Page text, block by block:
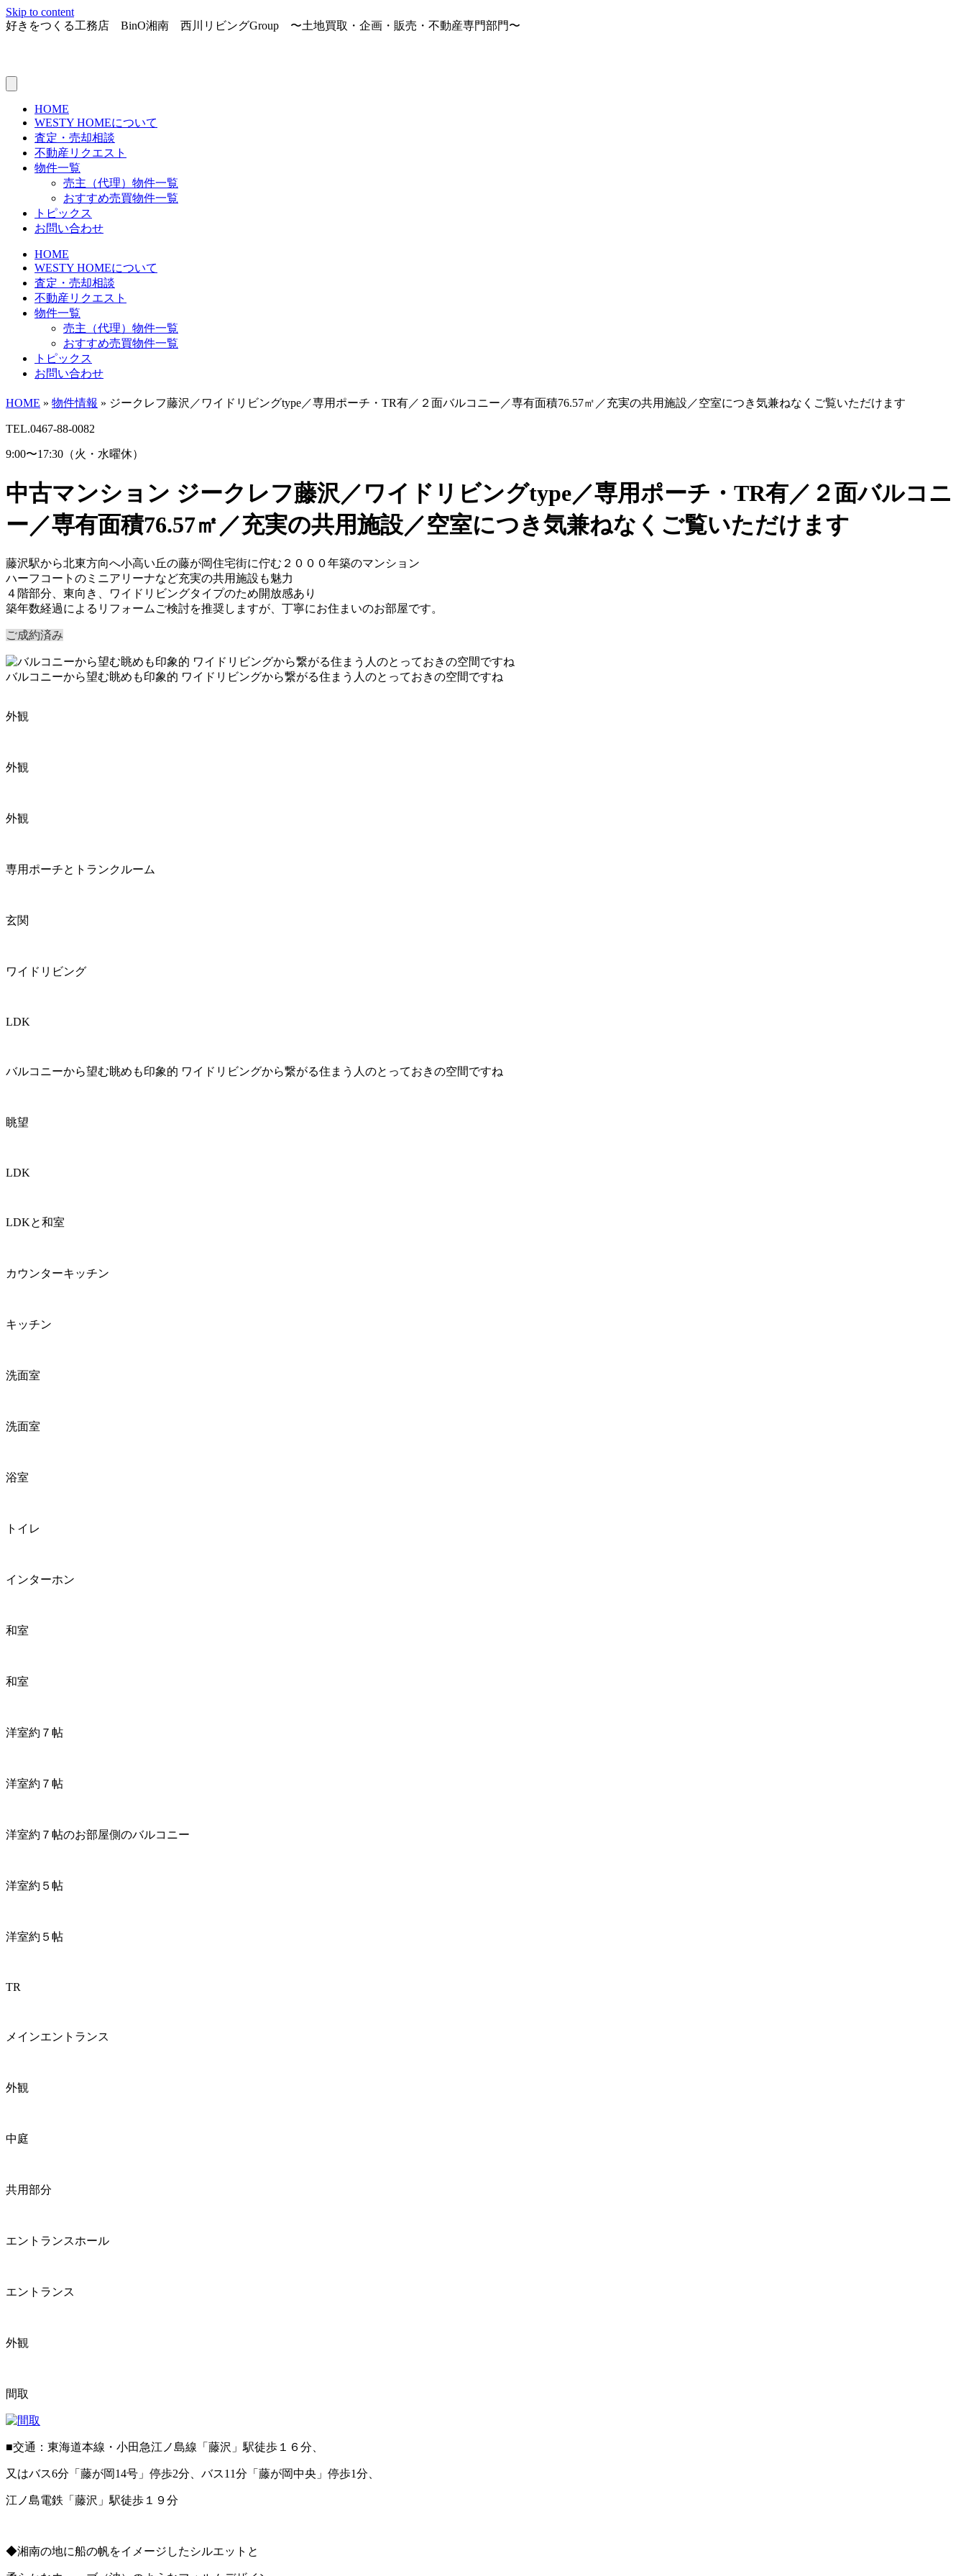
Skip to content
好きをつくる工務店 BinO湘南 西川リビングGroup 〜土地買取・企画・販売・不動産専門部門〜
HOME
WESTY HOMEについて
査定・売却相談
不動産リクエスト
物件一覧
売主（代理）物件一覧
おすすめ売買物件一覧
トピックス
お問い合わせ
HOME
WESTY HOMEについて
査定・売却相談
不動産リクエスト
物件一覧
売主（代理）物件一覧
おすすめ売買物件一覧
トピックス
お問い合わせ
HOME » 物件情報 » ジークレフ藤沢／ワイドリビングtype／専用ポーチ・TR有／２面バルコニー／専有面積76.57㎡／充実の共用施設／空室につき気兼ねなくご覧いただけます
TEL.0467-88-0082
9:00〜17:30（火・水曜休）
中古マンション ジークレフ藤沢／ワイドリビングtype／専用ポーチ・TR有／２面バルコニ
ー／専有面積76.57㎡／充実の共用施設／空室につき気兼ねなくご覧いただけます
藤沢駅から北東方向へ小高い丘の藤が岡住宅街に佇む２０００年築のマンション
ハーフコートのミニアリーナなど充実の共用施設も魅力
４階部分、東向き、ワイドリビングタイプのため開放感あり
築年数経過によるリフォームご検討を推奨しますが、丁寧にお住まいのお部屋です。
ご成約済み
バルコニーから望む眺めも印象的 ワイドリビングから繋がる住まう人のとっておきの空間ですね
外観
外観
外観
専用ポーチとトランクルーム
玄関
ワイドリビング
LDK
バルコニーから望む眺めも印象的 ワイドリビングから繋がる住まう人のとっておきの空間ですね
眺望
LDK
LDKと和室
カウンターキッチン
キッチン
洗面室
洗面室
浴室
トイレ
インターホン
和室
和室
洋室約７帖
洋室約７帖
洋室約７帖のお部屋側のバルコニー
洋室約５帖
洋室約５帖
TR
メインエントランス
外観
中庭
共用部分
エントランスホール
エントランス
外観
間取
■交通：東海道本線・小田急江ノ島線「藤沢」駅徒歩１６分、
又はバス6分「藤が岡14号」停歩2分、バス11分「藤が岡中央」停歩1分、
江ノ島電鉄「藤沢」駅徒歩１９分
◆湘南の地に船の帆をイメージしたシルエットと